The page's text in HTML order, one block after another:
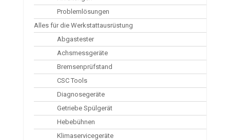
Problemlösungen
Alles für die Werkstattausrüstung
Abgastester
Achsmessgeräte
Bremsenprüfstand
CSC Tools
Diagnosegeräte
Getriebe Spülgerät
Hebebühnen
Klimaservicegeräte